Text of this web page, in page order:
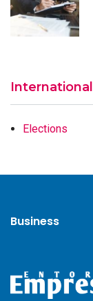
International
Elections
Business